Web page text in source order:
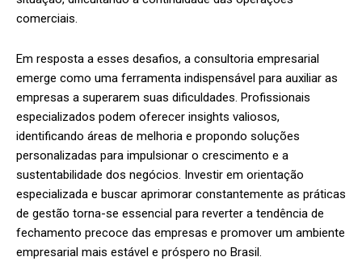
comerciais.
Em resposta a esses desafios, a consultoria empresarial
emerge como uma ferramenta indispensável para auxiliar as
empresas a superarem suas dificuldades. Profissionais
especializados podem oferecer insights valiosos,
identificando áreas de melhoria e propondo soluções
personalizadas para impulsionar o crescimento e a
sustentabilidade dos negócios. Investir em orientação
especializada e buscar aprimorar constantemente as práticas
de gestão torna-se essencial para reverter a tendência de
fechamento precoce das empresas e promover um ambiente
empresarial mais estável e próspero no Brasil.